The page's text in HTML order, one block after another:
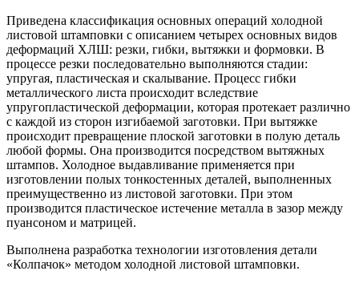
Приведена классификация основных операций холодной
листовой штамповки с описанием четырех основных видов
деформаций ХЛШ: резки, гибки, вытяжки и формовки. В
процессе резки последовательно выполняются стадии:
упругая, пластическая и скалывание. Процесс гибки
металлического листа происходит вследствие
упругопластической деформации, которая протекает различно
с каждой из сторон изгибаемой заготовки. При вытяжке
происходит превращение плоской заготовки в полую деталь
любой формы. Она производится посредством вытяжных
штампов. Холодное выдавливание применяется при
изготовлении полых тонкостенных деталей, выполненных
преимущественно из листовой заготовки. При этом
производится пластическое истечение металла в зазор между
пуансоном и матрицей.
Выполнена разработка технологии изготовления детали
«Колпачок» методом холодной листовой штамповки.